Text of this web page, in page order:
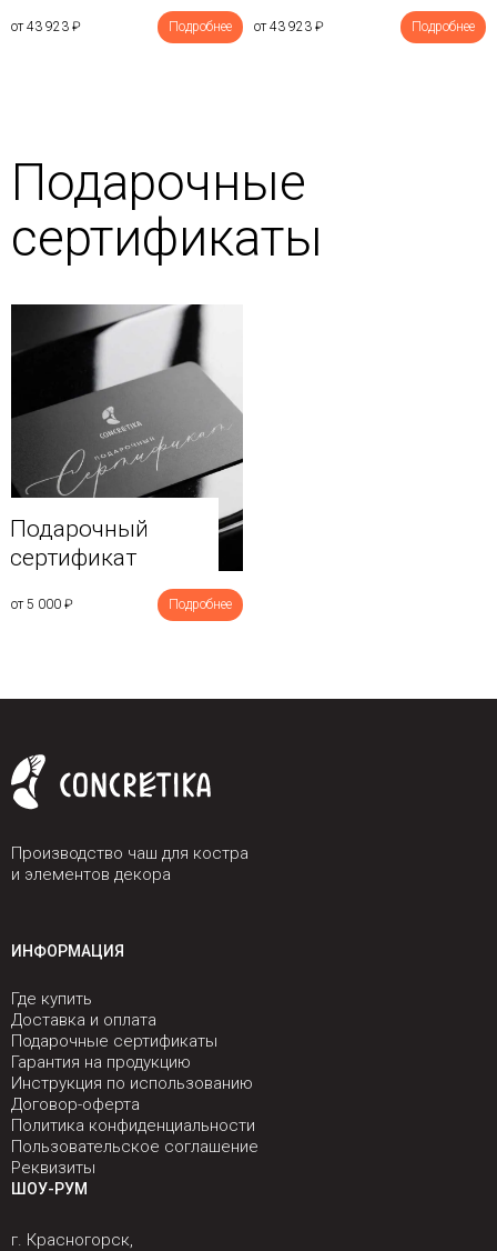
от 43 923 ₽ Подробнее от 43 923 ₽ Подробнее
Подарочные
сертификаты
Подарочный
сертификат
от 5 000 ₽ Подробнее
Производство чаш для костра
и элементов декора
ИНФОРМАЦИЯ
Где купить
Доставка и оплата
Подарочные сертификаты
Гарантия на продукцию
Инструкция по использованию
Договор-оферта
Политика конфиденциальности
Пользовательское соглашение
Реквизиты
ШОУ-РУМ
г. Красногорск,